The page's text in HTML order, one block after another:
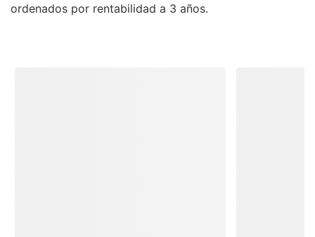
ordenados por rentabilidad a 3 años.